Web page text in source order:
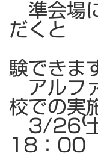
準会場
だくと
無
験できま
アルフ
校での実
3/26⁽
18：00